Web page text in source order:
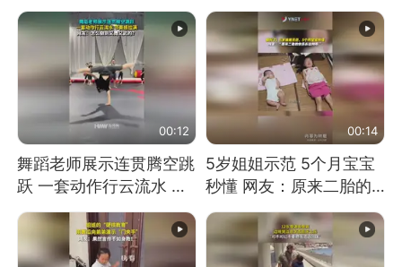
00:12
舞蹈老师展示连贯腾空跳
跃 一套动作行云流水 节
奏感拉满 网友：怎么做
到又舞又武的？
00:14
5岁姐姐示范 5个月宝宝
秒懂 网友：原来二胎的
快乐长这样